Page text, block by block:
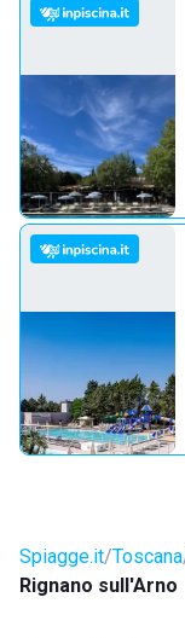
Spiagge.it Toscana
Rignano sull'Arno